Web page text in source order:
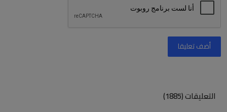
أضف تعليقا
التعليقات (1885)